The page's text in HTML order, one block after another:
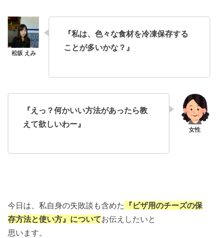
『私は、色々な食材を冷凍保存する
ことが多いかな？』
『えっ？何かいい方法があったら教
えて欲しいわー』
今日は、私自身の失敗談も含めた
『ビザ用のチーズの保
存方法と使い方』についてお伝えしたいと
思います。